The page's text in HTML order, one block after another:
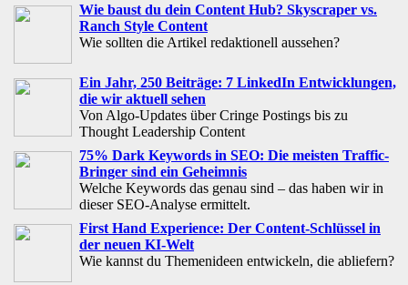
Wie baust du dein Content Hub? Skyscraper vs.
Ranch Style Content
Wie sollten die Artikel redaktionell aussehen?
Ein Jahr, 250 Beiträge: 7 LinkedIn Entwicklungen,
die wir aktuell sehen
Von Algo-Updates über Cringe Postings bis zu
Thought Leadership Content
75% Dark Keywords in SEO: Die meisten Traffic-
Bringer sind ein Geheimnis
Welche Keywords das genau sind – das haben wir in
dieser SEO-Analyse ermittelt.
First Hand Experience: Der Content-Schlüssel in
der neuen KI-Welt
Wie kannst du Themenideen entwickeln, die abliefern?